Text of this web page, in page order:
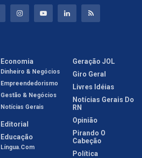
Economia
Dinheiro & Negócios
Empreendedorismo
Gestão & Negócios
Notícias Gerais
Editorial
Educação
Língua.com
Geração JOL
Giro Geral
Livres Idéias
Notícias Gerais Do
RN
Opinião
Pirando O
Cabeção
Política